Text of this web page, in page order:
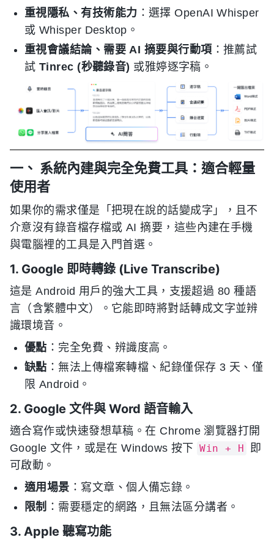
重視隱私、有技術能力 ：選擇 OpenAI Whisper
或 Whisper Desktop。
重視會議結論、需要 AI 摘要與行動項 ：推薦試
試 Tinrec (秒聽錄音) 或雅婷逐字稿。
一、 系統內建與完全免費工具：適合輕量
使用者
如果你的需求僅是「把現在說的話變成字」，且不
介意沒有錄音檔存檔或 AI 摘要，這些內建在手機
與電腦裡的工具是入門首選。
1. Google 即時轉錄 (Live Transcribe)
這是 Android 用戶的強大工具，支援超過 80 種語
言（含繁體中文）。它能即時將對話轉成文字並辨
識環境音。
優點 ：完全免費、辨識度高。
缺點 ：無法上傳檔案轉檔、紀錄僅保存 3 天、僅
限 Android。
2. Google 文件與 Word 語音輸入
適合寫作或快速發想草稿。在 Chrome 瀏覽器打開
Google 文件，或是在 Windows 按下
Win + H
即
可啟動。
適用場景 ：寫文章、個人備忘錄。
限制 ：需要穩定的網路，且無法區分講者。
3. Apple 聽寫功能